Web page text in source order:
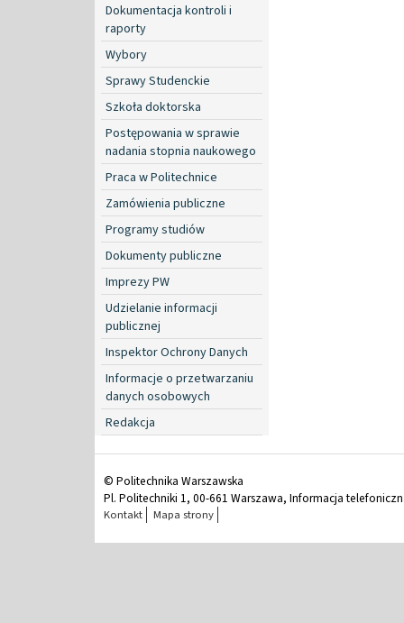
Dokumentacja kontroli i
raporty
Wybory
Sprawy Studenckie
Szkoła doktorska
Postępowania w sprawie
nadania stopnia naukowego
Praca w Politechnice
Zamówienia publiczne
Programy studiów
Dokumenty publiczne
Imprezy PW
Udzielanie informacji
publicznej
Inspektor Ochrony Danych
Informacje o przetwarzaniu
danych osobowych
Redakcja
© Politechnika Warszawska
Pl. Politechniki 1, 00-661 Warszawa, Informacja
Kontakt Mapa strony